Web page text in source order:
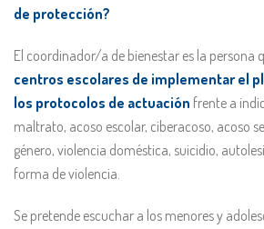
de protección?
El coordinador/a de bienestar es la persona
centros escolares de implementar el
los protocolos de actuación frente a
maltrato, acoso escolar, ciberacoso, acoso
género, violencia doméstica, suicidio,
forma de violencia.
Se pretende escuchar a los menores y